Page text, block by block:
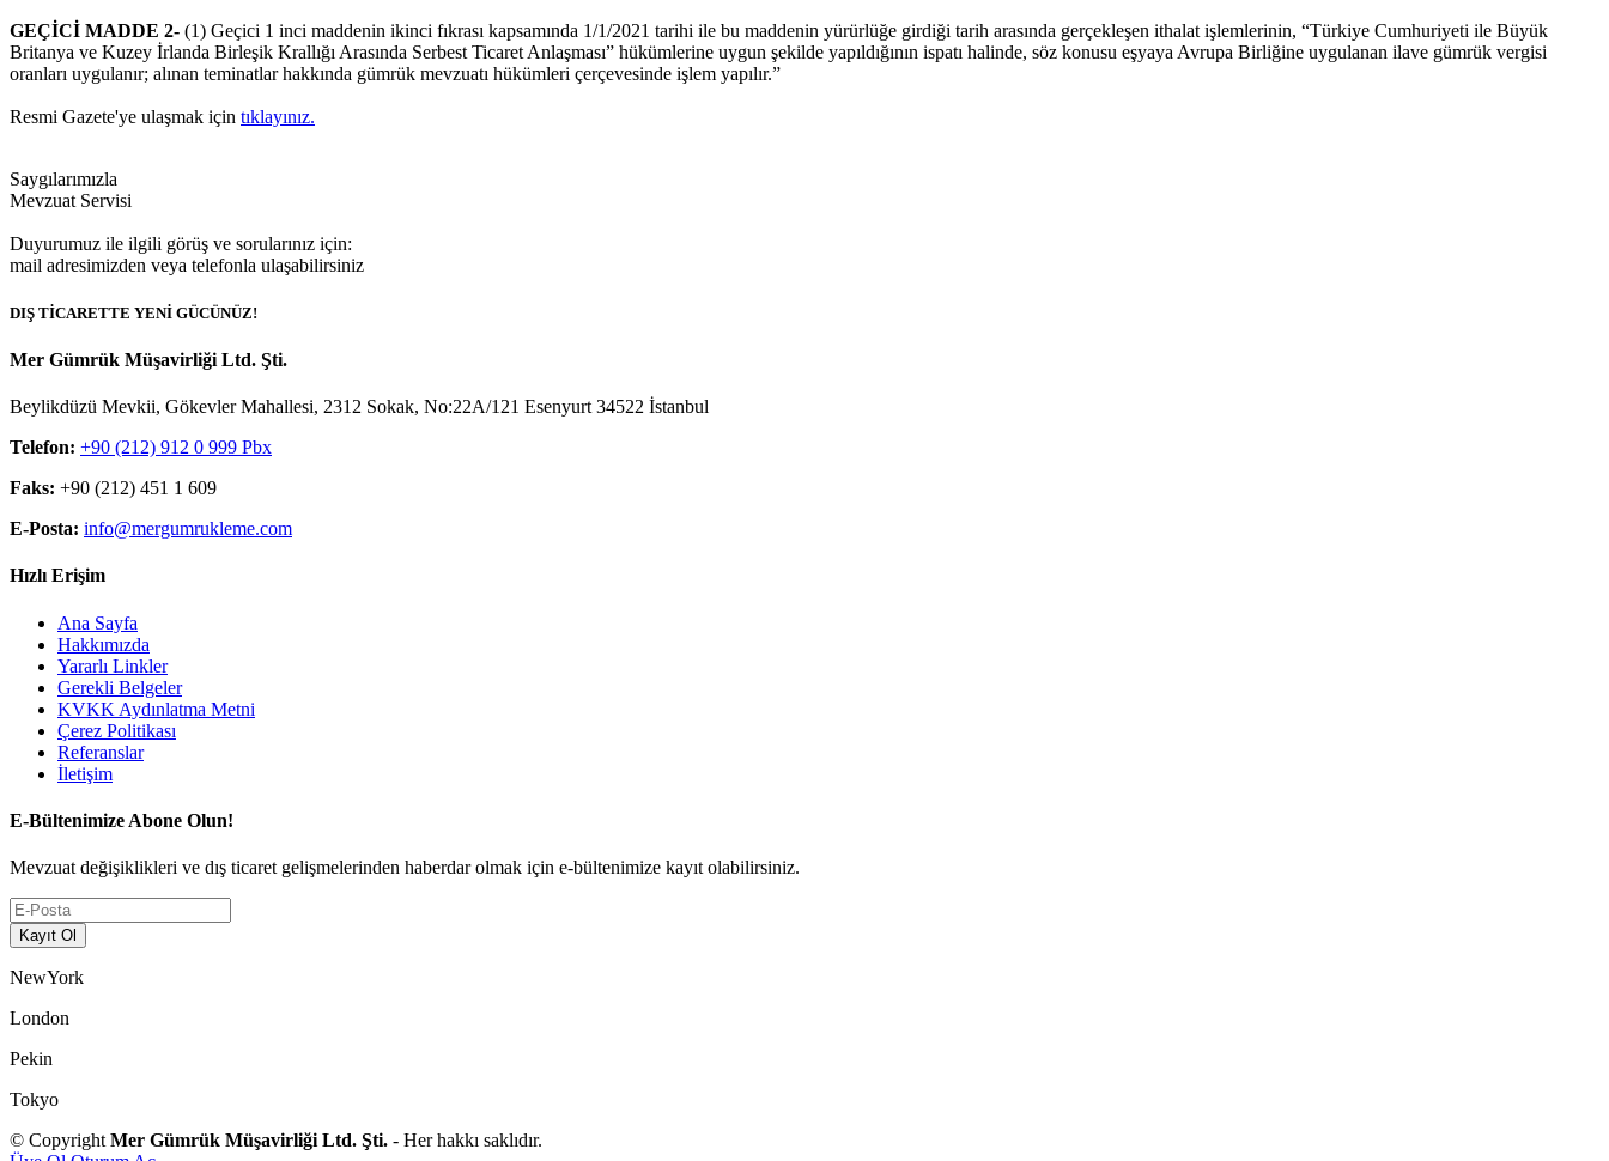
GEÇİCİ MADDE 2- (1) Geçici 1 inci maddenin ikinci fıkrası kapsamında 1/1/2021 tarihi ile bu maddenin yürürlüğe girdiği tarih arasında gerçekleşen ithalat işlemlerinin, “Türkiye Cumhuriyeti ile Büyük
Britanya ve Kuzey İrlanda Birleşik Krallığı Arasında Serbest Ticaret Anlaşması” hükümlerine uygun şekilde yapıldığının ispatı halinde, söz konusu eşyaya Avrupa Birliğine uygulanan ilave gümrük vergisi
oranları uygulanır; alınan teminatlar hakkında gümrük mevzuatı hükümleri çerçevesinde işlem yapılır.”
Resmi Gazete'ye ulaşmak için tıklayınız.
Saygılarımızla
Mevzuat Servisi
Duyurumuz ile ilgili görüş ve sorularınız için:
mail adresimizden veya telefonla ulaşabilirsiniz
DIŞ TİCARETTE YENİ GÜCÜNÜZ!
Mer Gümrük Müşavirliği Ltd. Şti.
Beylikdüzü Mevkii, Gökevler Mahallesi, 2312 Sokak, No:22A/121 Esenyurt 34522 İstanbul
Telefon: +90 (212) 912 0 999 Pbx
Faks: +90 (212) 451 1 609
E-Posta: info@mergumrukleme.com
Hızlı Erişim
Ana Sayfa
Hakkımızda
Yararlı Linkler
Gerekli Belgeler
KVKK Aydınlatma Metni
Çerez Politikası
Referanslar
İletişim
E-Bültenimize Abone Olun!
Mevzuat değişiklikleri ve dış ticaret gelişmelerinden haberdar olmak için e-bültenimize kayıt olabilirsiniz.
NewYork
London
Pekin
Tokyo
© Copyright Mer Gümrük Müşavirliği Ltd. Şti. - Her hakkı saklıdır.